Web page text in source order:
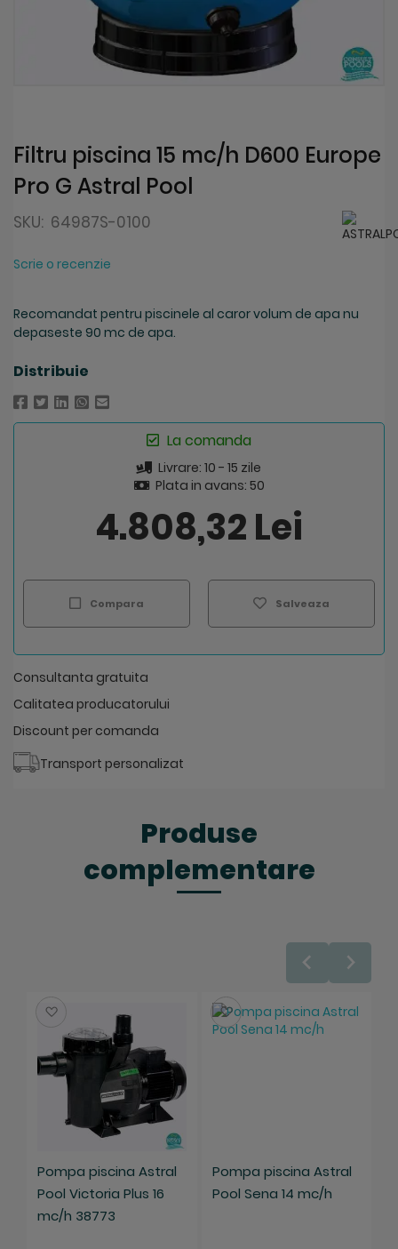
beginning
of
the
gallery
Filtru piscina 15 mc/h D600 Europe
Pro G Astral Pool
SKU: 64987S-0100
Scrie o recenzie
Recomandat pentru piscinele al caror volum de apa nu
depaseste 90 mc de apa.
Distribuie
La comanda
Livrare: 10 - 15 zile
Plata in avans: 50
4.808,32 Lei
Salveaza
Compara
Consultanta gratuita
Calitatea producatorului
Discount per comanda
Transport personalizat
Produse
complementare
Pompa piscina Astral
Pool Victoria Plus 16
mc/h 38773
Salveaza
Pompa piscina Astral
Pool Sena 14 mc/h
Salveaza